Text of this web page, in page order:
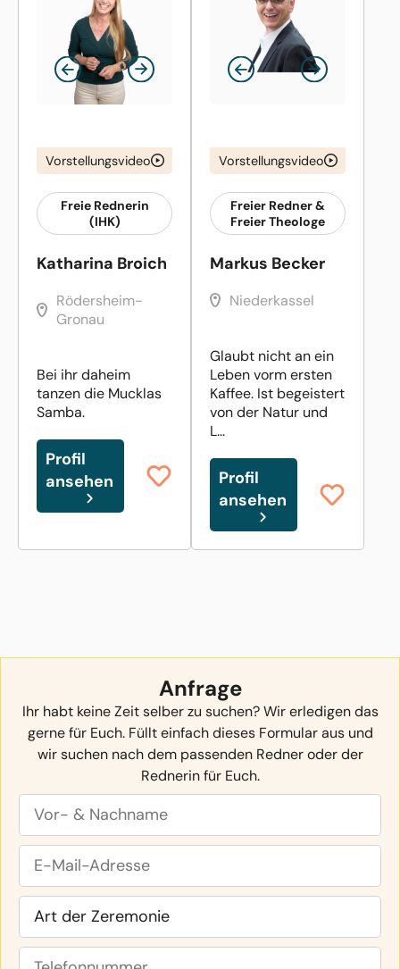
Vorstellungsvideo
Freie Rednerin
(IHK)
Katharina Broich
Rödersheim-
Gronau
Bei ihr daheim
tanzen die Mucklas
Samba.
Profil
ansehen
Vorstellungsvideo
Freier Redner &
Freier Theologe
Markus Becker
Niederkassel
Glaubt nicht an ein
Leben vorm ersten
Kaffee. Ist begeistert
von der Natur und
L...
Profil
ansehen
Anfrage
Ihr habt keine Zeit selber zu suchen? Wir erledigen das
gerne für Euch. Füllt einfach dieses Formular aus und
wir suchen nach dem passenden Redner oder der
Rednerin für Euch.